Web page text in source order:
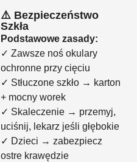
⚠️ Bezpieczeństwo
Szkła
Podstawowe zasady:
✓ Zawsze noś okulary
ochronne przy cięciu
✓ Stłuczone szkło → karton
+ mocny worek
✓ Skaleczenie → przemyj,
uciśnij, lekarz jeśli głębokie
✓ Dzieci → zabezpiecz
ostre krawędzie